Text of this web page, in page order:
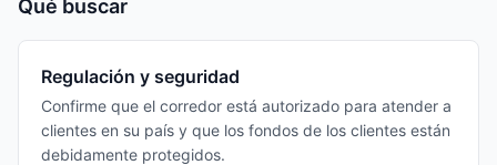
Qué buscar
Regulación y seguridad
Confirme que el corredor está autorizado para atender a
clientes en su país y que los fondos de los clientes están
debidamente protegidos.